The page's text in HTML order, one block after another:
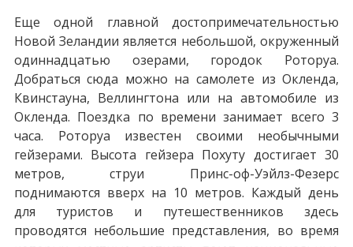
Еще одной главной достопримечательностью
Новой Зеландии является небольшой, окруженный
одиннадцатью озерами, городок Роторуа.
Добраться сюда можно на самолете из Окленда,
Квинстауна, Веллингтона или на автомобиле из
Окленда. Поездка по времени занимает всего 3
часа. Роторуа известен своими необычными
гейзерами. Высота гейзера Похуту достигает 30
метров, струи Принс-оф-Уэйлз-Фeзерс
поднимаются вверх на 10 метров. Каждый день
для туристов и путешественников здесь
проводятся небольшие представления, во время